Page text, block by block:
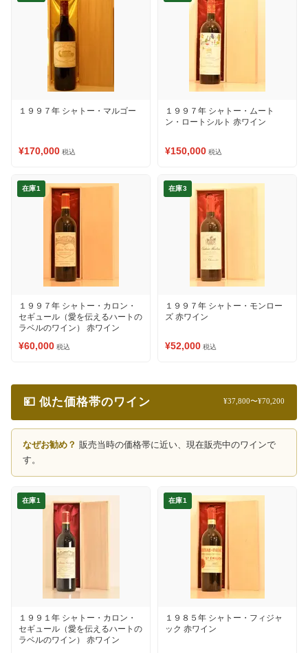
１９９７年 シャトー・マルゴー
¥170,000 税込
１９９７年 シャトー・ムート
ン・ロートシルト 赤ワイン
¥150,000 税込
在庫1
１９９７年 シャトー・カロン・
セギュール（愛を伝えるハートの
ラベルのワイン） 赤ワイン
¥60,000 税込
在庫3
１９９７年 シャトー・モンロー
ズ 赤ワイン
¥52,000 税込
💴 似た価格帯のワイン ¥37,800〜¥70,200
なぜお勧め？ 販売当時の価格帯に近い、現在販売中のワインで
す。
在庫1
１９９１年 シャトー・カロン・
セギュール（愛を伝えるハートの
ラベルのワイン） 赤ワイン
在庫1
１９８５年 シャトー・フィジャ
ック 赤ワイン